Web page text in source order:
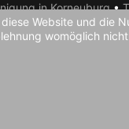
in Korneuburg•
in Amstetten
•
Website und die
womöglich